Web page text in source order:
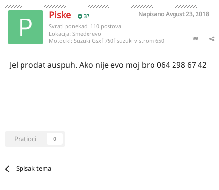
Piske 37 NapisanoAvgust 23, 2018
Svrati ponekad, 110 postova
Lokacija: Smederevo
Motocikl: Suzuki Gsxf 750f suzuki v strom 650
Jel prodat auspuh. Ako nije evo moj bro 064 298 67 42
Pratioci 0
Spisak tema